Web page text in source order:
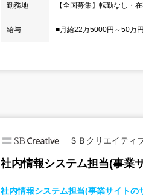
勤務地 【全国募集】転勤なし・
給与 ■月給22万5000円～50万
ＳＢクリエイティ
社内情報システム担当(事業
社内情報システム担当(事業サイト